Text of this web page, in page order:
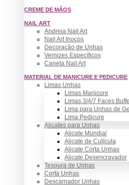
CREME DE MÃOS
NAIL ART
Andreia Nail Art
Nail Art Inocos
Decoração de Unhas
Vernizes Específicos
Caneta Nail Art
MATERIAL DE MANICURE E PEDICURE
Limas Unhas
Limas Manicure
Limas 3/4/7 Faces
Lima para Unhas de Gel
Lima Pedicure
Alicates para Unhas
Alicate Mundial
Alicate de Cutícula
Alicate Corta Unhas
Alicate Desencravador
Tesoura de Unhas
Corta Unhas
Descarnador Unhas